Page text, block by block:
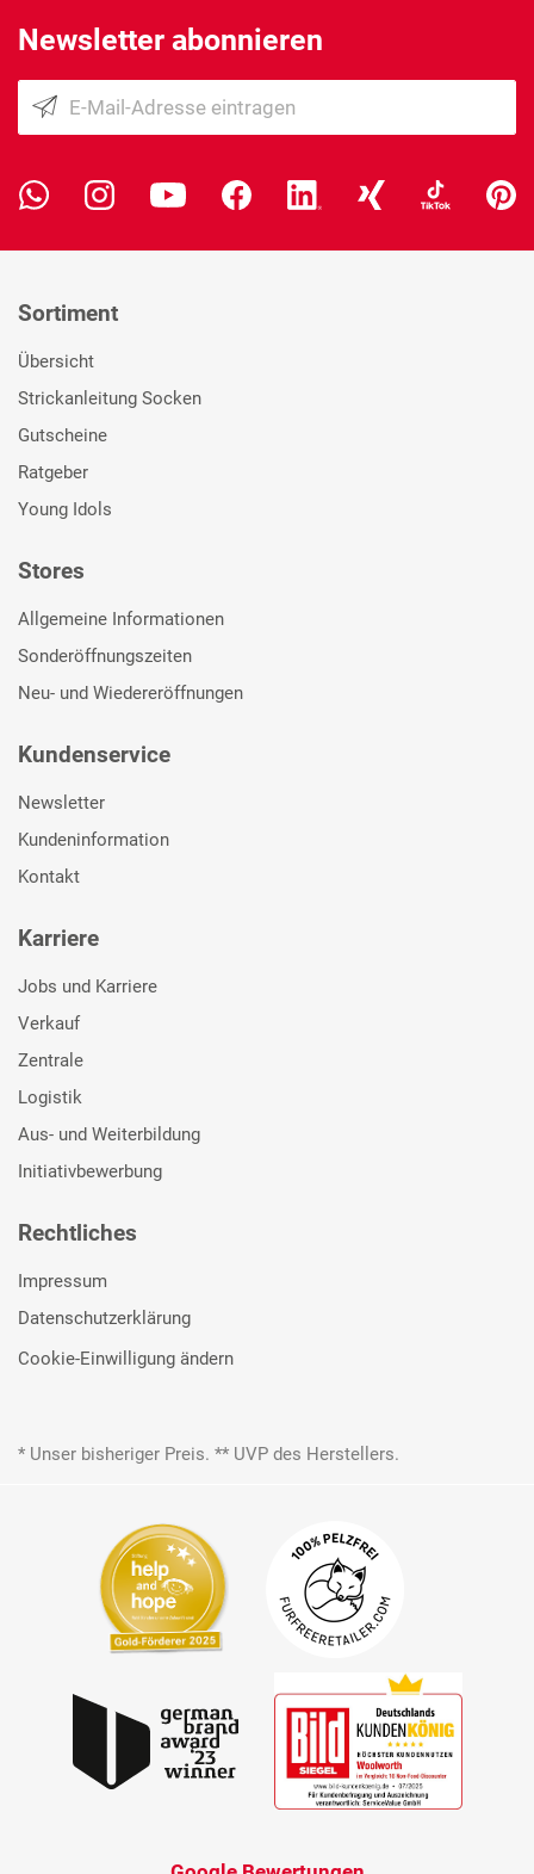
Newsletter abonnieren
Sortiment
Übersicht
Strickanleitung Socken
Gutscheine
Ratgeber
Young Idols
Stores
Allgemeine Informationen
Sonderöffnungszeiten
Neu- und Wiedereröffnungen
Kundenservice
Newsletter
Kundeninformation
Kontakt
Karriere
Jobs und Karriere
Verkauf
Zentrale
Logistik
Aus- und Weiterbildung
Initiativbewerbung
Rechtliches
Impressum
Datenschutzerklärung
Cookie-Einwilligung ändern
* Unser bisheriger Preis. ** UVP des Herstellers.